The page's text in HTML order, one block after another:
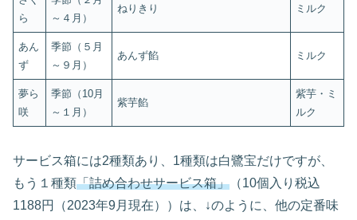
ら
～４月）
ねりきり ミルク
あん
ず
季節（５月
～９月）
あんず餡 ミルク
夢ら
咲
季節（10月
～１月）
紫芋餡
紫芋・ミ
ルク
サービス箱には2種類あり、1種類は白鷺宝だけですが、
もう１種類「詰め合わせサービス箱」 （10個入り税込
1188円（2023年9月現在））は、↓のように、他の定番味